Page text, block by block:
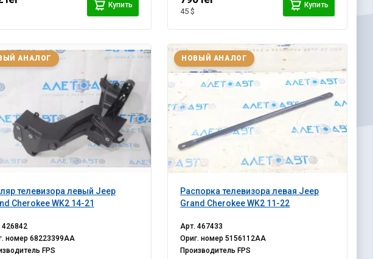
Купить
45 $
Купить
телевизора левый Jeep
Cherokee WK2 14-21
АНАЛОГ
426842
номер 68223399AA
FPS
Распорка телевизора левая Jeep
Grand Cherokee WK2 11-22
НОВЫЙ АНАЛОГ
Арт.467433
Ориг. номер5156112AA
Производитель FPS